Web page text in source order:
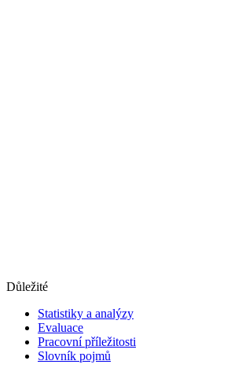
Důležité
Statistiky a analýzy
Evaluace
Pracovní příležitosti
Slovník pojmů